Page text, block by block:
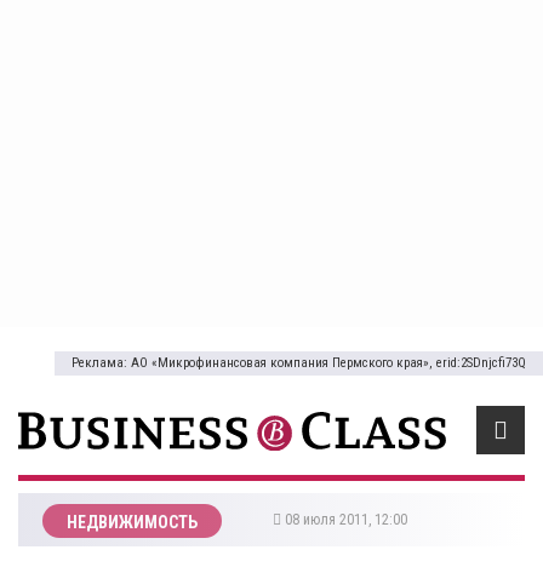
Реклама: АО «Микрофинансовая компания Пермского края», erid:2SDnjcfi73Q
НЕДВИЖИМОСТЬ 08 июля 2011, 12:00